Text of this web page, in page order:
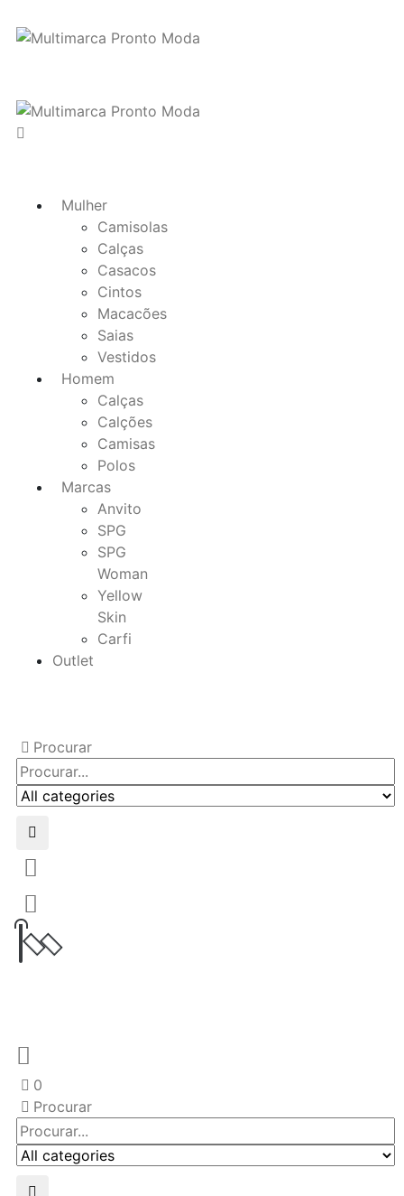
Mulher
Camisolas
Calças
Casacos
Cintos
Macacões
Saias
Vestidos
Homem
Calças
Calções
Camisas
Polos
Marcas
Anvito
SPG
SPG
Woman
Yellow
Skin
Carfi
Outlet
Procurar
0
Procurar